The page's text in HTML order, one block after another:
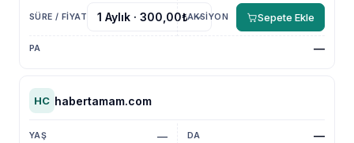
—
Sepete Ekle
HC habertamam.com
— —